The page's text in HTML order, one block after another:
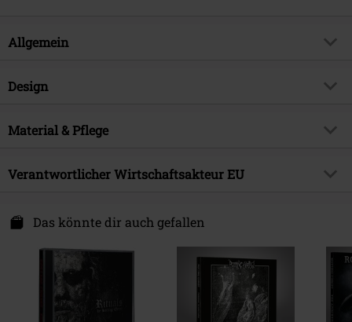
Allgemein
Artikelnummer:
Musikgenre
Lizenz
offiziell lizenziertes Produkt
Erscheinungsdatum
22.03.2019
Design
Produkt-Typ
Material & Pflege
Obermaterial 100% Polyester
Verantwortlicher Wirtschaftsakteur EU
P4AX
The Black Church, St Mary´s Place
D07 Dublin
Das könnte dir auch gefallen